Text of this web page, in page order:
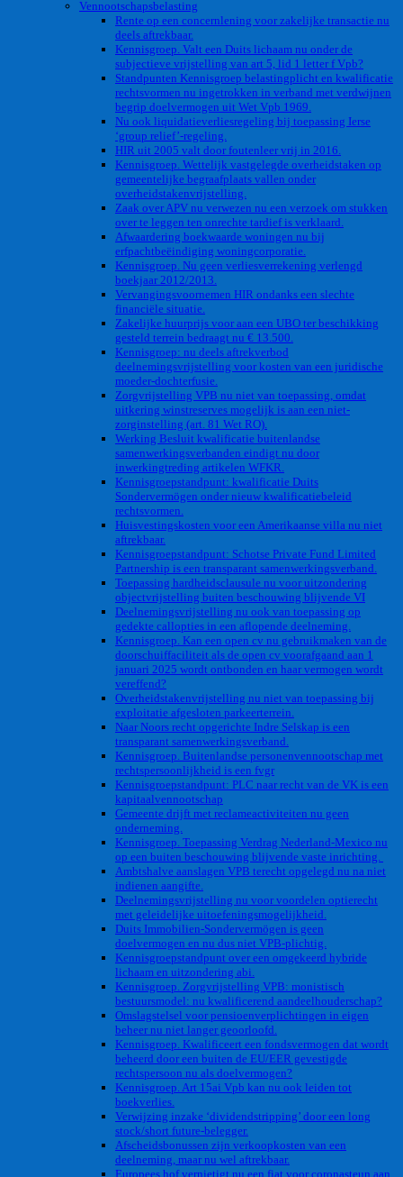
Vennootschapsbelasting
Rente op een concernlening voor zakelijke transactie nu
deels aftrekbaar.
Kennisgroep. Valt een Duits lichaam nu onder de
subjectieve vrijstelling van art 5, lid 1 letter f Vpb?
Standpunten Kennisgroep belastingplicht en kwalificatie
rechtsvormen nu ingetrokken in verband met verdwijnen
begrip doelvermogen uit Wet Vpb 1969.
Nu ook liquidatieverliesregeling bij toepassing Ierse
‘group relief’-regeling.
HIR uit 2005 valt door foutenleer vrij in 2016.
Kennisgroep. Wettelijk vastgelegde overheidstaken op
gemeentelijke begraafplaats vallen onder
overheidstakenvrijstelling.
Zaak over APV nu verwezen nu een verzoek om stukken
over te leggen ten onrechte tardief is verklaard.
Afwaardering boekwaarde woningen nu bij
erfpachtbeëindiging woningcorporatie.
Kennisgroep. Nu geen verliesverrekening verlengd
boekjaar 2012/2013.
Vervangingsvoornemen HIR ondanks een slechte
financiële situatie.
Zakelijke huurprijs voor aan een UBO ter beschikking
gesteld terrein bedraagt nu € 13.500.
Kennisgroep: nu deels aftrekverbod
deelnemingsvrijstelling voor kosten van een juridische
moeder-dochterfusie.
Zorgvrijstelling VPB nu niet van toepassing, omdat
uitkering winstreserves mogelijk is aan een niet-
zorginstelling (art. 81 Wet RO).
Werking Besluit kwalificatie buitenlandse
samenwerkingsverbanden eindigt nu door
inwerkingtreding artikelen WFKR.
Kennisgroepstandpunt: kwalificatie Duits
Sondervermögen onder nieuw kwalificatiebeleid
rechtsvormen.
Huisvestingskosten voor een Amerikaanse villa nu niet
aftrekbaar.
Kennisgroepstandpunt: Schotse Private Fund Limited
Partnership is een transparant samenwerkingsverband.
Toepassing hardheidsclausule nu voor uitzondering
objectvrijstelling buiten beschouwing blijvende VI
Deelnemingsvrijstelling nu ook van toepassing op
gedekte callopties in een aflopende deelneming.
Kennisgroep. Kan een open cv nu gebruikmaken van de
doorschuiffaciliteit als de open cv voorafgaand aan 1
januari 2025 wordt ontbonden en haar vermogen wordt
vereffend?
Overheidstakenvrijstelling nu niet van toepassing bij
exploitatie afgesloten parkeerterrein.
Naar Noors recht opgerichte Indre Selskap is een
transparant samenwerkingsverband.
Kennisgroep. Buitenlandse personenvennootschap met
rechtspersoonlijkheid is een fvgr
Kennisgroepstandpunt: PLC naar recht van de VK is een
kapitaalvennootschap
Gemeente drijft met reclameactiviteiten nu geen
onderneming.
Kennisgroep. Toepassing Verdrag Nederland-Mexico nu
op een buiten beschouwing blijvende vaste inrichting.
Ambtshalve aanslagen VPB terecht opgelegd nu na niet
indienen aangifte.
Deelnemingsvrijstelling nu voor voordelen optierecht
met geleidelijke uitoefeningsmogelijkheid.
Duits Immobilien-Sondervermögen is geen
doelvermogen en nu dus niet VPB-plichtig.
Kennisgroepstandpunt over een omgekeerd hybride
lichaam en uitzondering abi.
Kennisgroep. Zorgvrijstelling VPB: monistisch
bestuursmodel: nu kwalificerend aandeelhouderschap?
Omslagstelsel voor pensioenverplichtingen in eigen
beheer nu niet langer geoorloofd.
Kennisgroep. Kwalificeert een fondsvermogen dat wordt
beheerd door een buiten de EU/EER gevestigde
rechtspersoon nu als doelvermogen?
Kennisgroep. Art 15ai Vpb kan nu ook leiden tot
boekverlies.
Verwijzing inzake ‘dividendstripping’ door een long
stock/short future-belegger.
Afscheidsbonussen zijn verkoopkosten van een
deelneming, maar nu wel aftrekbaar.
Europees hof vernietigt nu een fiat voor coronasteun aan